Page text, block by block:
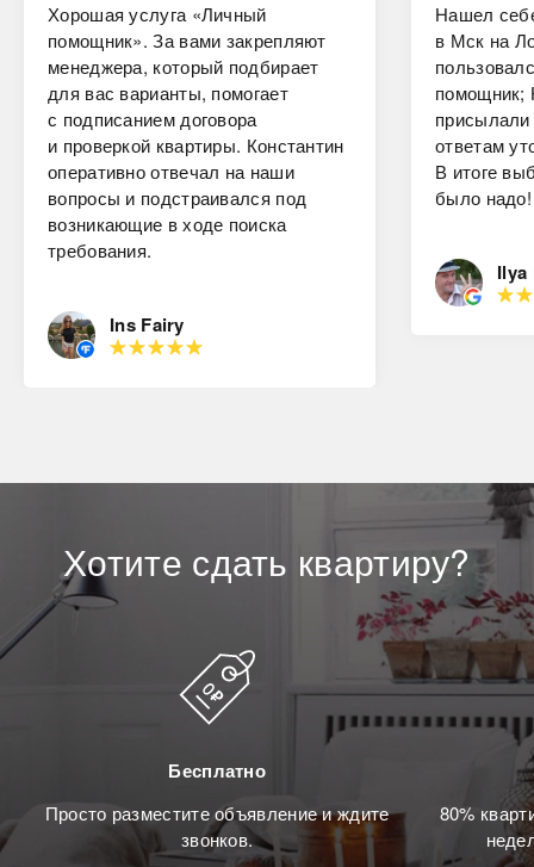
Хорошая услуга «Личный
помощник». За вами закрепляют
менеджера, который подбирает
для вас варианты, помогает
с подписанием договора
и проверкой квартиры. Константин
оперативно отвечал на наши
вопросы и подстраивался под
возникающие в ходе поиска
требования.
Ins Fairy
Нашел
в Мск на
помощник;
ответам
В итоге
было надо!
Ilya
Хотите сдать квартиру?
Бесплатно
Просто разместите объявление и ждите
звонков.
80%